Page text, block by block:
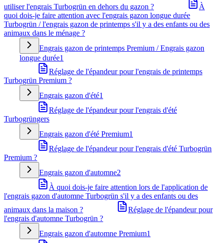
utiliser l'engrais Turbogrün en dehors du gazon ?
À
quoi dois-je faire attention avec l'engrais gazon longue durée
Turbogrün / l'engrais gazon de printemps s'il y a des enfants ou des
animaux dans le ménage ?
Engrais gazon de printemps Premium / Engrais gazon
longue durée1
Réglage de l'épandeur pour l'engrais de printemps
Turbogrün Premium ?
Engrais gazon d'été1
Réglage de l'épandeur pour l'engrais d'été
Turbogrüngers
Engrais gazon d'été Premium1
Réglage de l'épandeur pour l'engrais d'été Turbogrün
Premium ?
Engrais gazon d'automne2
À quoi dois-je faire attention lors de l'application de
l'engrais gazon d'automne Turbogrün s'il y a des enfants ou des
animaux dans la maison ?
Réglage de l'épandeur pour
l'engrais d'automne Turbogrün ?
Engrais gazon d'automne Premium1